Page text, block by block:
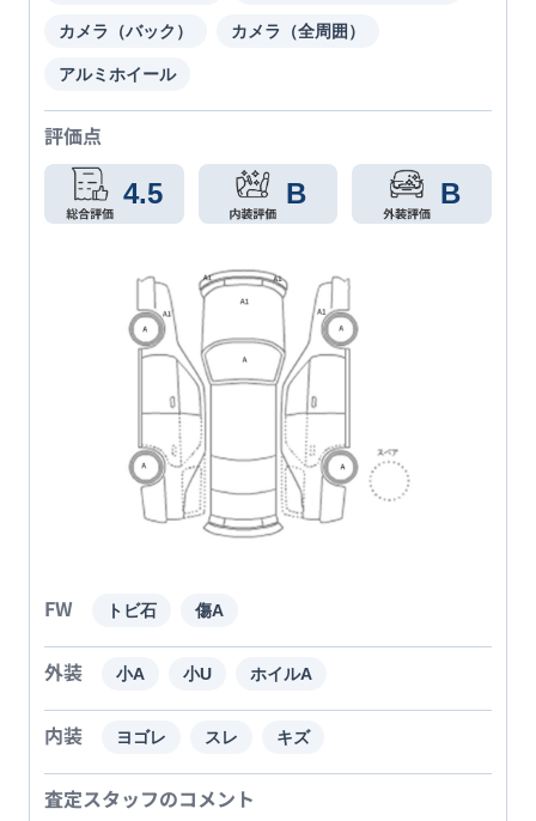
カメラ（バック） カメラ（全周囲）
アルミホイール
評価点
4.5 B B
FW トビ石 傷A
外装 小A 小U ホイルA
内装 ヨゴレ スレ キズ
査定スタッフのコメント